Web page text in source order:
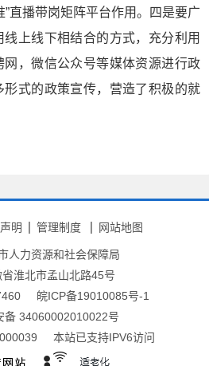
”直播带岗矩阵平台作用。四是要广
上线下相结合的方式，充分利用
，微信公众号等媒体资源进行政
式的政策宣传，营造了积极的就
明 管理制度 网站地图
人力资源和社会保障局
淮北市孟山北路45号
皖ICP备19010085号-1
备 34060002010022号
本站已支持IPV6访问